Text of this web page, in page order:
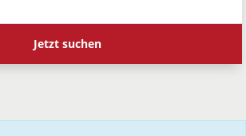
Jetzt suchen